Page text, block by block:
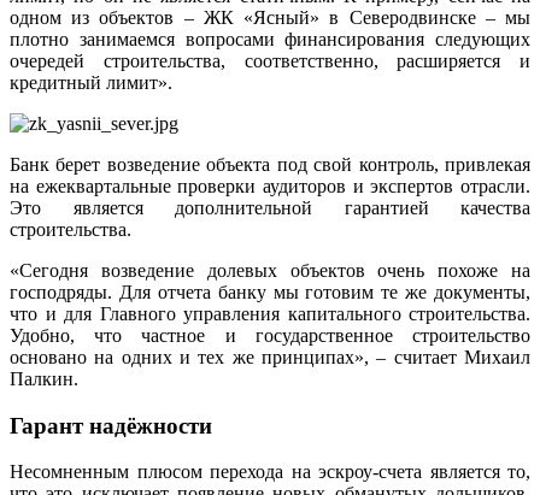
одном из объектов – ЖК «Ясный» в Северодвинске – мы
плотно занимаемся вопросами финансирования следующих
очередей строительства, соответственно, расширяется и
кредитный лимит».
Банк берет возведение объекта под свой контроль, привлекая
на ежеквартальные проверки аудиторов и экспертов отрасли.
Это является дополнительной гарантией качества
строительства.
«Сегодня возведение долевых объектов очень похоже на
господряды. Для отчета банку мы готовим те же документы,
что и для Главного управления капитального строительства.
Удобно, что частное и государственное строительство
основано на одних и тех же принципах», – считает Михаил
Палкин.
Гарант надёжности
Несомненным плюсом перехода на эскроу-​счета является то,